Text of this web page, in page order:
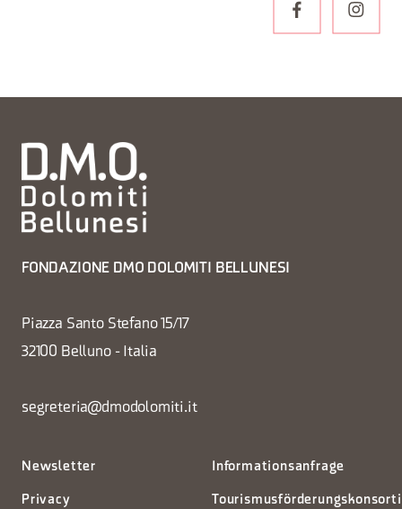
FONDAZIONE DMO DOLOMITI BELLUNESI
Piazza Santo Stefano 15/17
32100 Belluno - Italia
segreteria@dmodolomiti.it
Newsletter
Privacy
Informationsanfrage